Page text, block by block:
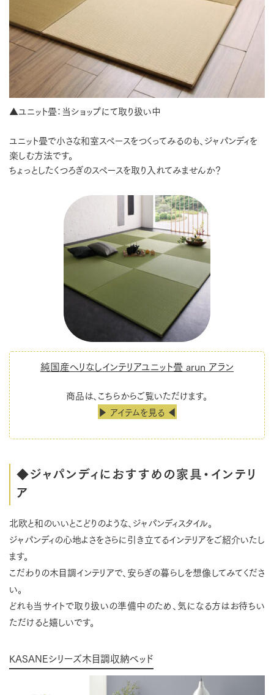
▲ユニット畳：当ショップにて取り扱い中
ユニット畳で小さな和室スペースをつくってみるのも、ジャパンディを
楽しむ方法です。
ちょっとしたくつろぎのスペースを取り入れてみませんか？
純国産ヘリなしインテリアユニット畳 arun アラン
商品は、こちらからご覧いただけます。
▶ アイテムを見る ◀
◆ジャパンディにおすすめの家具・インテリ
ア
北欧と和のいいとこどりのような、ジャパンディスタイル。
ジャパンディの心地よさをさらに引き立てるインテリアをご紹介いたし
ます。
こだわりの木目調インテリアで、安らぎの暮らしを想像してみてくださ
い。
どれも当サイトで取り扱いの準備中のため、気になる方はお待ちい
ただけると嬉しいです。
KASANEシリーズ木目調収納ベッド